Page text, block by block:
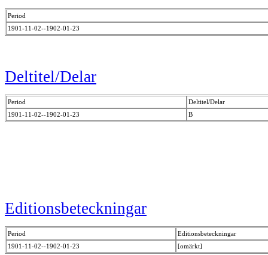
Period
1901-11-02--1902-01-23
Deltitel/Delar
Period
Deltitel/Delar
1901-11-02--1902-01-23
B
Editionsbeteckningar
Period
Editionsbeteckningar
1901-11-02--1902-01-23
[omärkt]